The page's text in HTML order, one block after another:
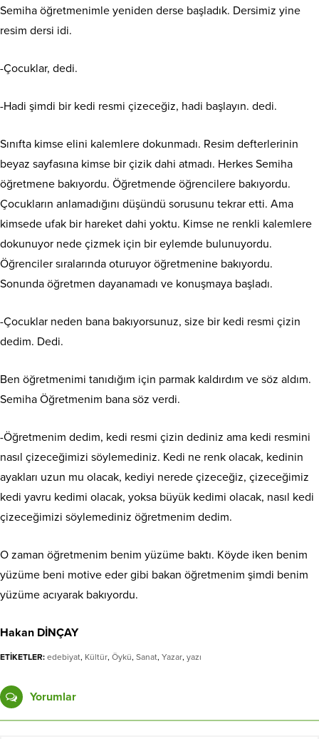
Semiha öğretmenimle yeniden derse başladık. Dersimiz yine
resim dersi idi.
-Çocuklar, dedi.
-Hadi şimdi bir kedi resmi çizeceğiz, hadi başlayın. dedi.
Sınıfta kimse elini kalemlere dokunmadı. Resim defterlerinin
beyaz sayfasına kimse bir çizik dahi atmadı. Herkes Semiha
öğretmene bakıyordu. Öğretmende öğrencilere bakıyordu.
Çocukların anlamadığını düşündü sorusunu tekrar etti. Ama
kimsede ufak bir hareket dahi yoktu. Kimse ne renkli kalemlere
dokunuyor nede çizmek için bir eylemde bulunuyordu.
Öğrenciler sıralarında oturuyor öğretmenine bakıyordu.
Sonunda öğretmen dayanamadı ve konuşmaya başladı.
-Çocuklar neden bana bakıyorsunuz, size bir kedi resmi çizin
dedim. Dedi.
Ben öğretmenimi tanıdığım için parmak kaldırdım ve söz aldım.
Semiha Öğretmenim bana söz verdi.
-Öğretmenim dedim, kedi resmi çizin dediniz ama kedi resmini
nasıl çizeceğimizi söylemediniz. Kedi ne renk olacak, kedinin
ayakları uzun mu olacak, kediyi nerede çizeceğiz, çizeceğimiz
kedi yavru kedimi olacak, yoksa büyük kedimi olacak, nasıl kedi
çizeceğimizi söylemediniz öğretmenim dedim.
O zaman öğretmenim benim yüzüme baktı. Köyde iken benim
yüzüme beni motive eder gibi bakan öğretmenim şimdi benim
yüzüme acıyarak bakıyordu.
Hakan DİNÇAY
ETİKETLER: edebiyat, Kültür, Öykü, Sanat, Yazar, yazı
Yorumlar